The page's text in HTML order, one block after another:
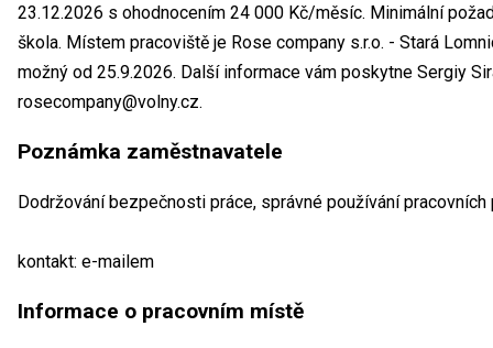
23.12.2026 s ohodnocením 24 000 Kč/měsíc. Minimální
škola. Místem pracoviště je Rose company s.r.o. - Stará
možný od 25.9.2026. Další informace vám poskytne Sergiy
rosecompany@volny.cz.
Poznámka zaměstnavatele
Dodržování bezpečnosti práce, správné používání pracovních
kontakt: e-mailem
Informace o pracovním místě